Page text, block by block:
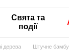
Свята та
події
дерева Штучне